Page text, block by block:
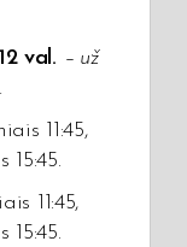
val. – už
11:45,
15:45.
11:45,
15:45.